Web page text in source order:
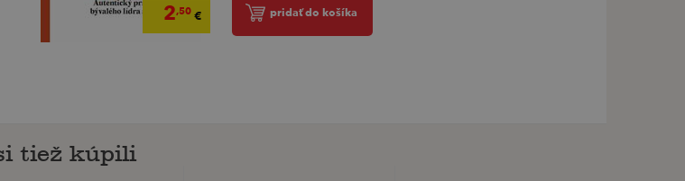
2,50€ pridať do košíka
tiež kúpili